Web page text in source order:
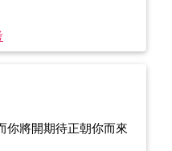
你將開期待正朝你而來